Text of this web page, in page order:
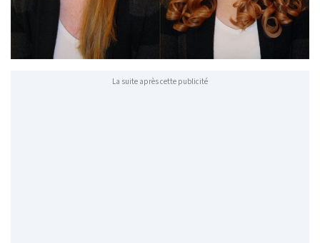
La suite après cette publicité